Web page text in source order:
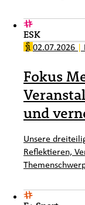
ESK
02.07.2026 |
Fokus
und
Unsere
Reflektieren,